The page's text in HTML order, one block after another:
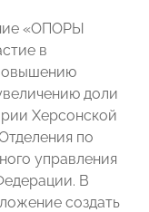
«ОПОРЫ
в
доли
Херсонской
по
управления
В
создать